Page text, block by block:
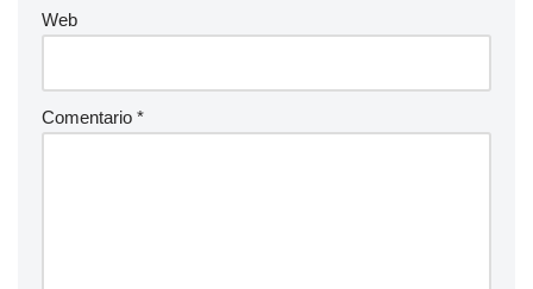
Web
Comentario *